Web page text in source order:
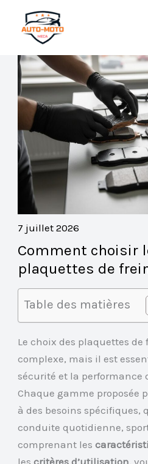
contenu
7 juillet 2026
Comment choisir
plaquettes de
Table des matières
Le choix des plaquettes
complexe, mais il est
sécurité et la performance
Chaque gamme proposée
à des besoins spécifiques,
conduite quotidienne,
comprenant les
lescritères d’utilisation,